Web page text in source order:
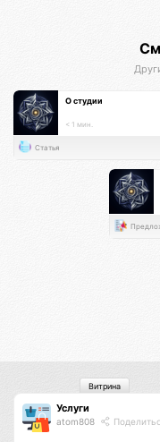
О студии
< 1 мин.
Статья
Услуги
atom808
Витрина